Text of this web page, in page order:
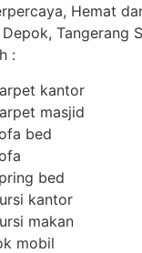
Hemat
Depok, Tangerang
:
kantor
masjid
bed
bed
kantor
makan
mobil